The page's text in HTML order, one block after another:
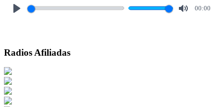
00:00
Radios Afiliadas